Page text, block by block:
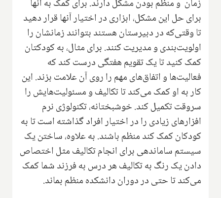
زمان و منظم بودن مشکل دارند. برای کمک به آنها
برای حل این مشکل، ابزاری در اختیار آنها قرار دهید
تا وقتی‌که در دبیرستان هستند بتوانند زمانشان را
اولویت‌بندی و مدیریت کنند. برای مثال، به کودکتان
کمک کنید تا یک تقویم هفتگی درست کند که
فعالیت‌ها و اتفاق‌های مهم را روی آن علامت بزند. این
کار به او کمک می‌کند تا تکالیف و مسئولیت‌هایش را
سروقت تکمیل کند. خوشبختانه،‌ تکنولوژی نرم
افزارهای زیادی را در اختیار افراد گذاشته است تا به
کودکان کمک کند منظم باشند. به علاوه، ساختن یک
سیستم ساماندهی برای انجام تکالیف مثل اختصاص
دادن یک رنگ به تکالیف هر درس به فرزند شما کمک
می‌کند تا حتی در دوران دانشکده منظم بماند.